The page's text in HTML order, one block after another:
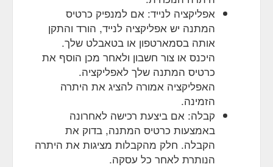
אפליקציה לנייד: אם למנפיק כרטיס
המתנה יש אפליקציה לנייד, הורד והתקן
אותה בסמארטפון או בטאבלט שלך.
היכנס או צור חשבון ולאחר מכן הוסף את
כרטיס המתנה שלך לאפליקציה.
האפליקציה אמורה להציג את היתרה
הזמינה.
קבלה: אם ביצעת רכישה לאחרונה
באמצעות כרטיס המתנה, בדוק את
הקבלה. חלק מהקבלות מציגות את היתרה
הנותרת לאחר כל עסקה.